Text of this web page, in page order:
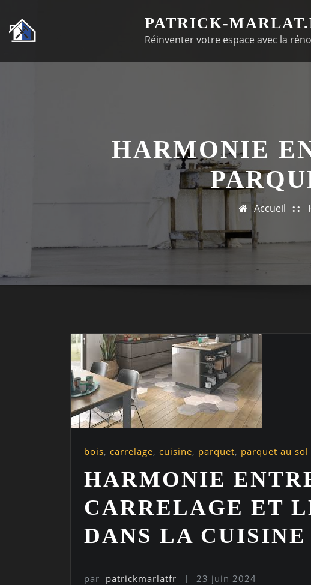
au
contenu
PATRICK-
Réinventer votre espace avec la
HARMONIE
Accueil
bois, carrelage, cuisine, parquet, parquet au sol
HARMONIE
CARRELAGE ET
DANS LA CUISINE
par patrickmarlatfr 23 juin 2024